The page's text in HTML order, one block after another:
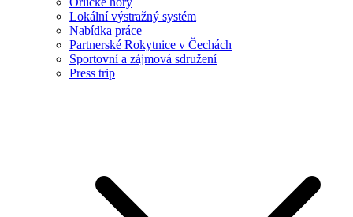
Lokální výstražný systém
Nabídka práce
Partnerské Rokytnice v Čechách
Sportovní a zájmová sdružení
Press trip